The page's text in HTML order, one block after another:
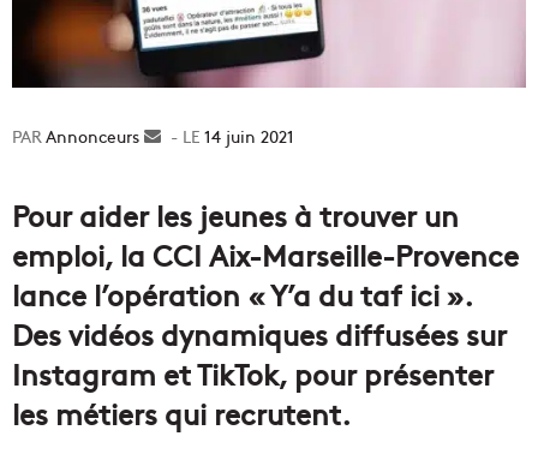
Annonceurs
Envoyer14 juin 2021
Pour aider les jeunes à trouver un
emploi, la CCI Aix-Marseille-Provence
lance l’opération « Y’a du taf ici ».
Des vidéos dynamiques diffusées sur
Instagram et TikTok, pour présenter
les métiers qui recrutent.